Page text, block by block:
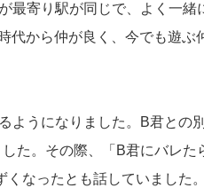
最寄り駅が同じで、よく一緒
代から仲が良く、今でも遊ぶ
ようになりました。B君との
た。その際、「B君にバレた
なったとも話していました。